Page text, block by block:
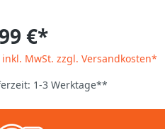
€*
inkl. MwSt. zzgl. Versandkosten*
1-3 Werktage**